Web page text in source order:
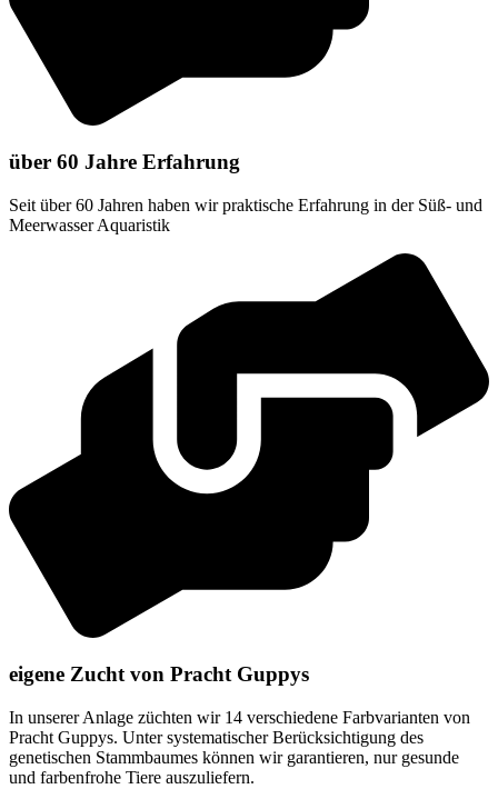
über 60 Jahre Erfahrung
Seit über 60 Jahren haben wir praktische Erfahrung in der Süß- und
Meerwasser Aquaristik
eigene Zucht von Pracht Guppys
In unserer Anlage züchten wir 14 verschiedene Farbvarianten von
Pracht Guppys. Unter systematischer Berücksichtigung des
genetischen Stammbaumes können wir garantieren, nur gesunde
und farbenfrohe Tiere auszuliefern.